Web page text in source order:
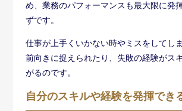
め、業務のパフォーマンスも最大限に発
ずです。
仕事が上手くいかない時やミスをしてし
前向きに捉えられたり、失敗の経験がス
がるのです。
自分のスキルや経験を発揮でき